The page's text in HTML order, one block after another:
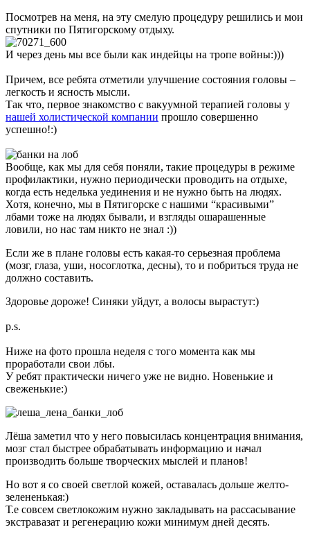
Посмотрев на меня, на эту смелую процедуру решились и мои
спутники по Пятигорскому отдыху.
И через день мы все были как индейцы на тропе войны:)))
Причем, все ребята отметили улучшение состояния головы –
легкость и ясность мысли.
Так что, первое знакомство с вакуумной терапией головы у
нашей холистической компании прошло совершенно
успешно!:)
Вообще, как мы для себя поняли, такие процедуры в режиме
профилактики, нужно периодически проводить на отдыхе,
когда есть неделька уединения и не нужно быть на людях.
Хотя, конечно, мы в Пятигорске с нашими “красивыми”
лбами тоже на людях бывали, и взгляды ошарашенные
ловили, но нас там никто не знал :))
Если же в плане головы есть какая-то серьезная проблема
(мозг, глаза, уши, носоглотка, десны), то и побриться труда не
должно составить.
Здоровье дороже! Синяки уйдут, а волосы вырастут:)
p.s.
Ниже на фото прошла неделя с того момента как мы
проработали свои лбы.
У ребят практически ничего уже не видно. Новенькие и
свеженькие:)
Лёша заметил что у него повысилась концентрация внимания,
мозг стал быстрее обрабатывать информацию и начал
производить больше творческих мыслей и планов!
Но вот я со своей светлой кожей, оставалась дольше желто-
зелененькая:)
Т.е совсем светлокожим нужно закладывать на рассасывание
экстравазат и регенерацию кожи минимум дней десять.